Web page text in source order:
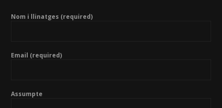
Nom i llinatges (required)
Email (required)
Assumpte